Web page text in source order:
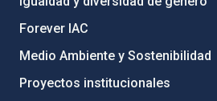
Forever IAC
Medio Ambiente y Sostenibilidad
Proyectos institucionales